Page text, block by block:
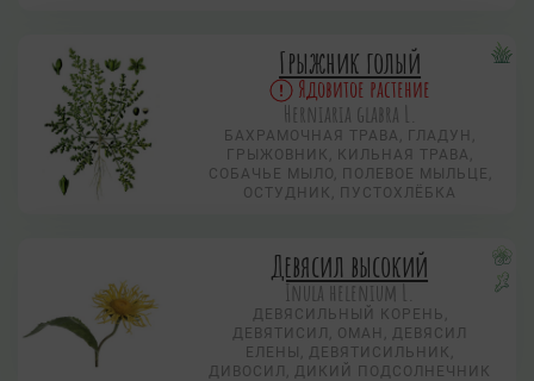
Грыжник голый
Ядовитое растение
Herniaria glabra L.
БАХРАМОЧНАЯ ТРАВА, ГЛАДУН,
ГРЫЖОВНИК, КИЛЬНАЯ ТРАВА,
СОБАЧЬЕ МЫЛО, ПОЛЕВОЕ МЫЛЬЦЕ,
ОСТУДНИК, ПУСТОХЛЁБКА
Девясил высокий
Inula helenium L.
ДЕВЯСИЛЬНЫЙ КОРЕНЬ,
ДЕВЯТИСИЛ, ОМАН, ДЕВЯСИЛ
ЕЛЕНЫ, ДЕВЯТИСИЛЬНИК,
ДИВОСИЛ, ДИКИЙ ПОДСОЛНЕЧНИК